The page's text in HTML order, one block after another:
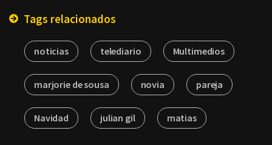
Tags relacionados
noticias telediario Multimedios
marjorie de sousa novia pareja
Navidad julian gil matias